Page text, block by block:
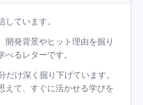
ています。
開発背景やヒット理由を掘り
るレターです。
け深く掘り下げています。
えて、すぐに活かせる学びを